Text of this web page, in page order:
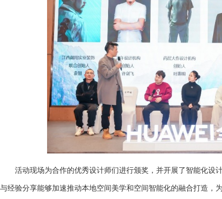
活动现场为合作的优秀设计师们进行颁奖，并开展了智能化设
与经验分享能够加速推动本地空间美学和空间智能化的融合打造，